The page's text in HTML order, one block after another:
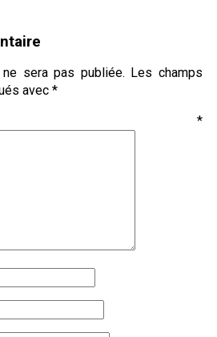
sera pas publiée. Les champs
avec *
*